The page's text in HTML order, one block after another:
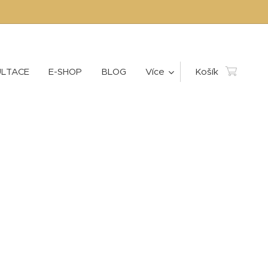
E-SHOP BLOG Více Košík